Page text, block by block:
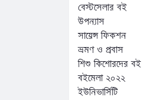
বেস্টসেলার বই
উপন্যাস
সায়েন্স ফিকশন
ভ্রমণ ও প্রবাস
শিশু কিশোরদের বই
বইমেলা ২০২২
ইউনিভার্সিটি